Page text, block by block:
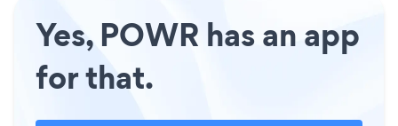
Yes, POWR has an app
for that.